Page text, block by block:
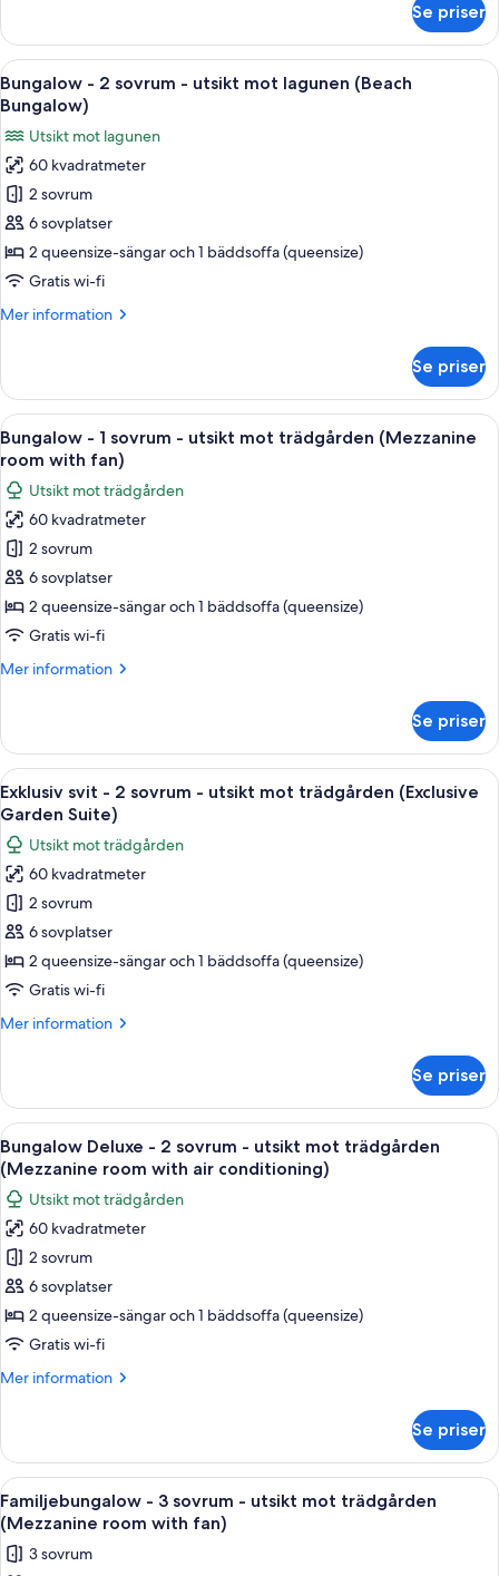
(Garden
Suite)
-
sovrum
-
utsikt
mot
trädgården
(Garden
Suite)
Se priser
Öppna
alla
foton
för
Bungalow
-
2
sovrum
-
mot
Bungalow)
Ett sovrum med en säng, ett
4
Bungalow - 2 sovrum - utsikt mot lagunen (Beach
Bungalow)
Utsikt mot lagunen
60 kvadratmeter
2 sovrum
6 sovplatser
2 queensize-sängar och 1 bäddsoffa (queensize)
Gratis wi-fi
Mer information
Mer
-
sovrum
-
mot
lagunen
(Beach
Bungalow)
Se priser
Öppna
alla
foton
för
Bungalow
-
1
sovrum
-
mot
room
with
fan)
En kvinna sitter på en vit solstol i
7
Bungalow - 1 sovrum - utsikt mot trädgården (Mezzanine
room with fan)
Utsikt mot trädgården
60 kvadratmeter
2 sovrum
6 sovplatser
2 queensize-sängar och 1 bäddsoffa (queensize)
Gratis wi-fi
Mer information
Mer
-
sovrum
-
mot
trädgården
(Mezzanine
room
with
Se priser
Öppna
alla
foton
för
Exklusiv
svit
-
2
sovrum
utsikt
(Exclusive
Garden
Suite)
Ett modernt hus i två våningar med
4
Exklusiv svit - 2 sovrum - utsikt mot trädgården (Exclusive
Garden Suite)
Utsikt mot trädgården
60 kvadratmeter
2 sovrum
6 sovplatser
2 queensize-sängar och 1 bäddsoffa (queensize)
Gratis wi-fi
Mer information
Mer
svit
2
sovrum
-
utsikt
mot
trädgården
(Exclusive
Garden
Se priser
Öppna
alla
foton
för
Bungalow
Deluxe
-
2
sovrum
utsikt
(Mezzanine
room
with
air
conditioning)
Ett sovrum med en säng placerad i
9
Bungalow Deluxe - 2 sovrum - utsikt mot trädgården
(Mezzanine room with air conditioning)
Utsikt mot trädgården
60 kvadratmeter
2 sovrum
6 sovplatser
2 queensize-sängar och 1 bäddsoffa (queensize)
Gratis wi-fi
Mer information
Mer
Deluxe
2
sovrum
-
utsikt
Se priser
Öppna
alla
foton
för
Familjebungalow - 3 sovrum -
8
Familjebungalow - 3 sovrum - utsikt mot trädgården
(Mezzanine room with fan)
3 sovrum